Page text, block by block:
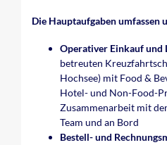
Die Hauptaufgaben umfassen
Operativer Einkauf und
betreuten
Hochsee) mit Food &
Hotel- und Non-Food-
Zusammenarbeit mit
Team und an Bord
Bestell- und